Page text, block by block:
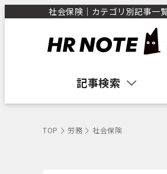
社会保険｜カテゴリ別記事一
記事検索
TOP 労務 社会保険